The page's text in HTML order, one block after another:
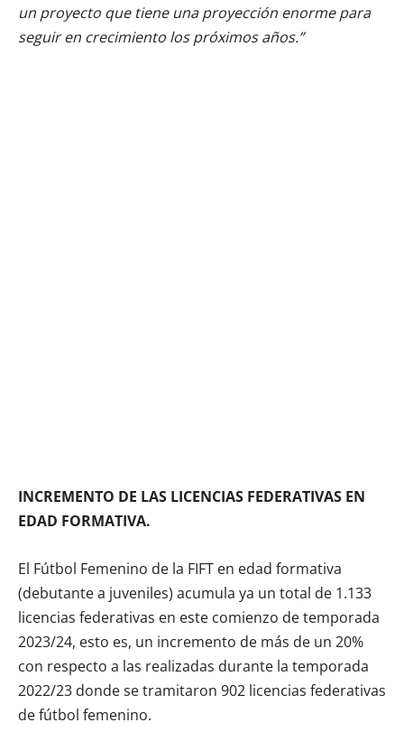
un proyecto que tiene una proyección enorme para
seguir en crecimiento los próximos años.”
INCREMENTO DE LAS LICENCIAS FEDERATIVAS EN
EDAD FORMATIVA.
El Fútbol Femenino de la FIFT en edad formativa
(debutante a juveniles) acumula ya un total de 1.133
licencias federativas en este comienzo de temporada
2023/24, esto es, un incremento de más de un 20%
con respecto a las realizadas durante la temporada
2022/23 donde se tramitaron 902 licencias federativas
de fútbol femenino.